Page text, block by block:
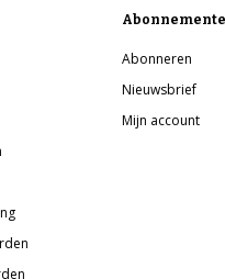
Abonneren
Nieuwsbrief
Mijn account